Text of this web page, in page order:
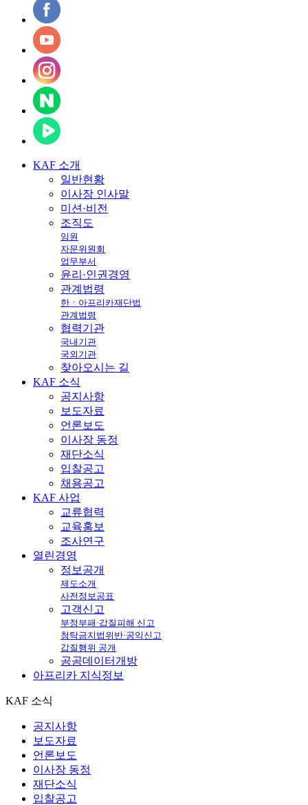
KAF 소개
일반현황
이사장 인사말
미션·비전
조직도
임원
자문위원회
업무부서
윤리·인권경영
관계법령
한ㆍ아프리카재단법
관계법령
협력기관
국내기관
국외기관
찾아오시는 길
KAF 소식
공지사항
보도자료
언론보도
이사장 동정
재단소식
입찰공고
채용공고
KAF 사업
교류협력
교육홍보
조사연구
열린경영
정보공개
제도소개
사전정보공표
고객신고
부정부패·갑질피해 신고
청탁금지법위반·공익신고
갑질행위 공개
공공데이터개방
아프리카 지식정보
KAF 소식
공지사항
보도자료
언론보도
이사장 동정
재단소식
입찰공고